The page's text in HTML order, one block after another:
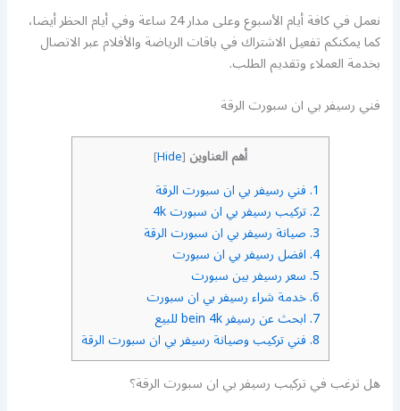
نعمل في كافة أيام الأسبوع وعلى مدار 24 ساعة وفي أيام الحظر أيضا،
كما يمكنكم تفعيل الاشتراك في باقات الرياضة والأفلام عبر الاتصال
بخدمة العملاء وتقديم الطلب.
فني رسيفر بي ان سبورت الرقة
أهم العناوين [
Hide
]
1. فني رسيفر بي ان سبورت الرقة
2. تركيب رسيفر بي ان سبورت 4k
3. صيانة رسيفر بي ان سبورت الرقة
4. افضل رسيفر بي ان سبورت
5. سعر رسيفر بين سبورت
6. خدمة شراء رسيفر بي ان سبورت
7. ابحث عن رسيفر bein 4k للبيع
8. فني تركيب وصيانة رسيفر بي ان سبورت الرقة
هل ترغب في تركيب رسيفر بي ان سبورت الرقة؟